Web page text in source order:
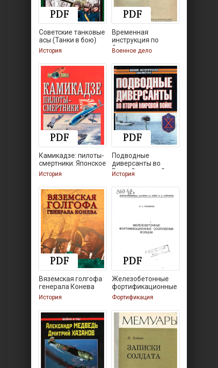
Советские танковые
асы (Танки в бою)
История
Временная
инструкция по
боевому
Военное дело
Камикадзе: пилоты-
смертники. Японское
История
Подводные
диверсанты во
Второй мировой
История
Вяземская голгофа
генерала Конева
История
Железобетонные
фортификационные
Фортификация